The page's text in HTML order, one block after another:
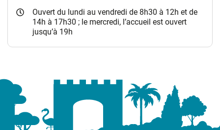
Ouvert du lundi au vendredi de 8h30 à 12h et de
14h à 17h30 ; le mercredi, l’accueil est ouvert
jusqu’à 19h